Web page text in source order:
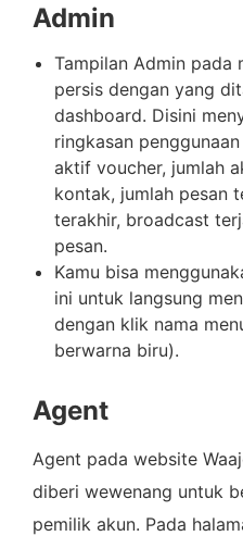
Admin
Tampilan Admin pada
persis dengan yang
dashboard. Disini
ringkasan
aktif voucher, jumlah
kontak, jumlah pesan
terakhir, broadcast
pesan.
Kamu bisa
ini untuk langsung
dengan klik nama
berwarna biru).
Agent
Agent pada website
diberi wewenang untuk
pemilik akun. Pada